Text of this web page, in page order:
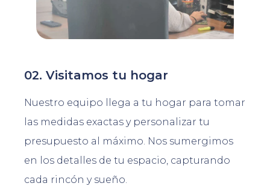
02. Visitamos tu hogar
Nuestro equipo llega a tu hogar para tomar
las medidas exactas y personalizar tu
presupuesto al máximo. Nos sumergimos
en los detalles de tu espacio, capturando
cada rincón y sueño.